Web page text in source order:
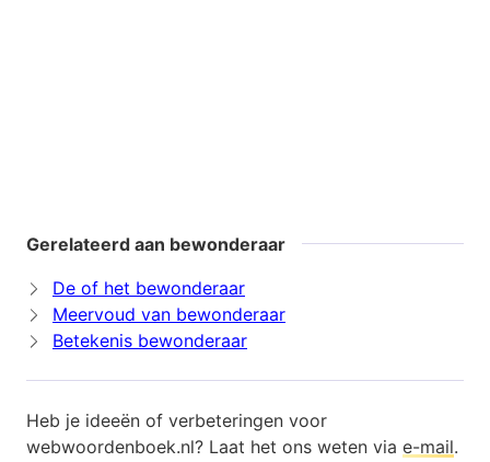
Gerelateerd aan bewonderaar
De of het bewonderaar
Meervoud van bewonderaar
Betekenis bewonderaar
Heb je ideeën of verbeteringen voor
webwoordenboek.nl? Laat het ons weten via e-mail.